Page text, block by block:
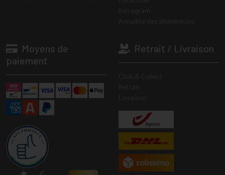
Moyens de
paiement
Retrait / Livraison